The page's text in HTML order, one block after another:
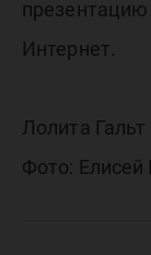
Интернет.
Лолита Гальт
Фото: Елисей